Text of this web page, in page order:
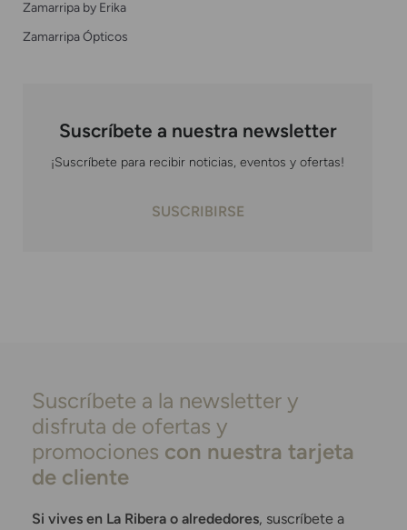
Zamarripa by Erika
Zamarripa Ópticos
Suscríbete a nuestra newsletter
¡Suscríbete para recibir noticias, eventos y ofertas!
SUSCRIBIRSE
Suscríbete a la newsletter y
disfruta de ofertas y
promociones con nuestra tarjeta
de cliente
Si vives en La Ribera o alrededores, suscríbete a